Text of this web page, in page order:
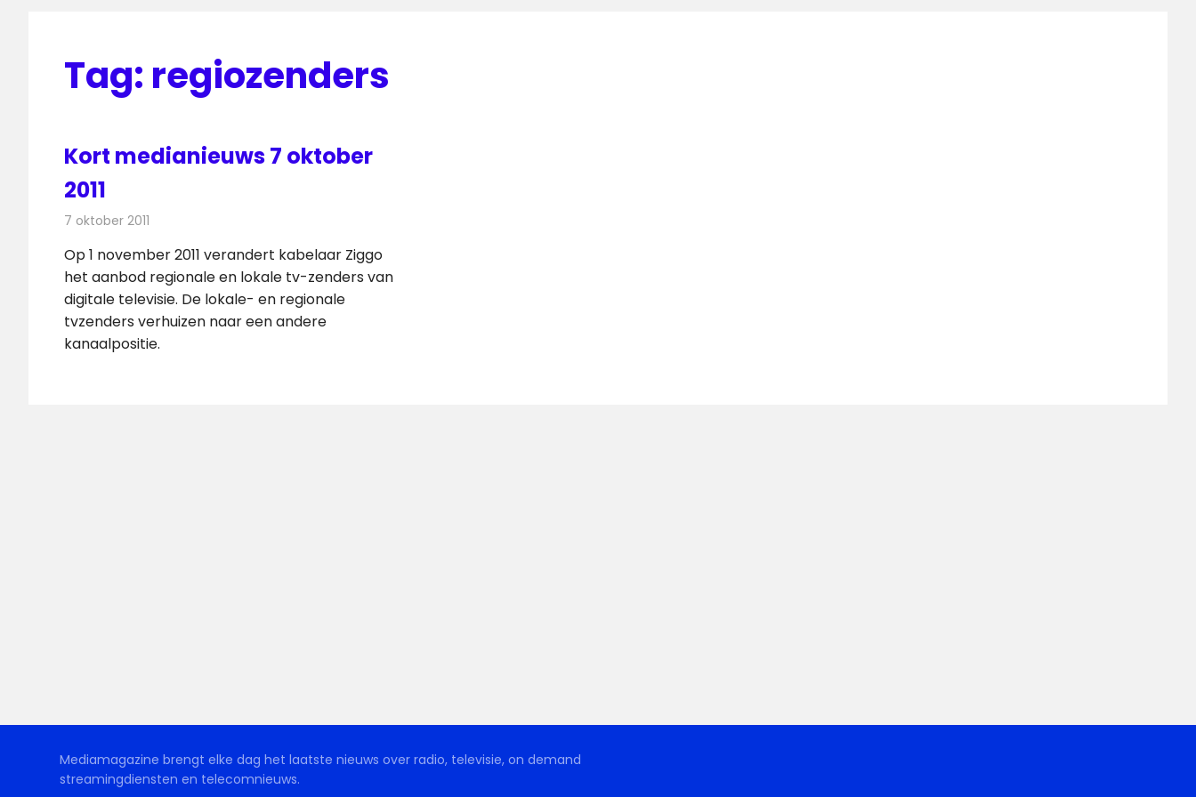
Tag: regiozenders
Kort medianieuws 7 oktober
2011
7 oktober 2011
Op 1 november 2011 verandert kabelaar Ziggo
het aanbod regionale en lokale tv-zenders van
digitale televisie. De lokale- en regionale
tvzenders verhuizen naar een andere
kanaalpositie.
Mediamagazine brengt elke dag het laatste nieuws over radio, televisie, on demand
streamingdiensten en telecomnieuws.